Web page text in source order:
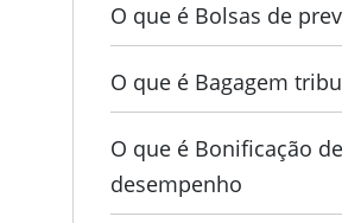
O que é Bolsas de
O que é Bagagem
O que é Bonificação de
desempenho